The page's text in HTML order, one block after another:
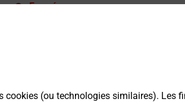
cookies (ou technologies similaires). Les
Fermé